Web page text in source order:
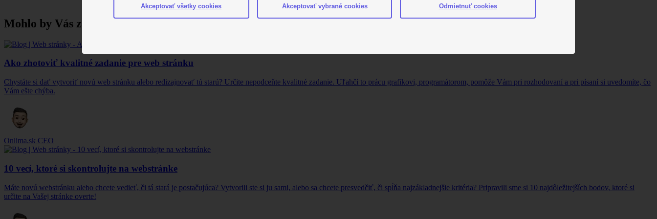
Mohlo by Vás zaujímať
Ako zhotoviť kvalitné zadanie pre web stránku
Chystáte si dať vytvoriť novú web stránku alebo redizajnovať tú starú? Určite nepodceňte kvalitné zadanie. Uľahčí to prácu grafikovi, programátorom, pomôže Vám pri rozhodovaní a pri písaní si uvedomíte, čo
Vám ešte chýba.
Onlima.sk CEO
10 vecí, ktoré si skontrolujte na webstránke
Máte novú webstránku alebo chcete vedieť, či tá stará je postačujúca? Vytvorili ste si ju sami, alebo sa chcete presvedčiť, či spĺňa najzákladnejšie kritéria? Pripravili sme si 10 najdôležitejších bodov, ktoré si
určite na Vašej stránke overte!
Akceptovať všetky cookies Akceptovať vybrané cookies Odmietnuť cookies